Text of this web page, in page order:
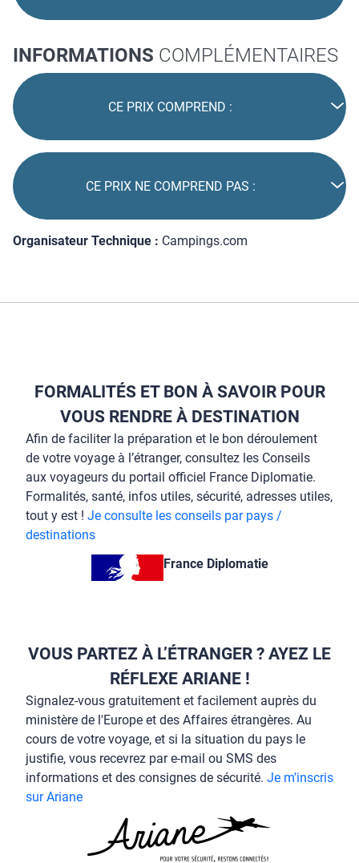
INFORMATIONS COMPLÉMENTAIRES
CE PRIX COMPREND :
CE PRIX NE COMPREND PAS :
Organisateur Technique : Campings.com
FORMALITÉS ET BON À SAVOIR POUR
VOUS RENDRE À DESTINATION
Afin de faciliter la préparation et le bon déroulement
de votre voyage à l’étranger, consultez les Conseils
aux voyageurs du portail officiel France Diplomatie.
Formalités, santé, infos utiles, sécurité, adresses utiles,
tout y est ! Je consulte les conseils par pays /
destinations
France Diplomatie
VOUS PARTEZ À L’ÉTRANGER ? AYEZ LE
RÉFLEXE ARIANE !
Signalez-vous gratuitement et facilement auprès du
ministère de l'Europe et des Affaires étrangères. Au
cours de votre voyage, et si la situation du pays le
justifie, vous recevrez par e-mail ou SMS des
informations et des consignes de sécurité. Je m'inscris
sur Ariane